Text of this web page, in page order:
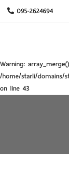
095-2624694
Warning:
/home/starli/domains/
on line 43